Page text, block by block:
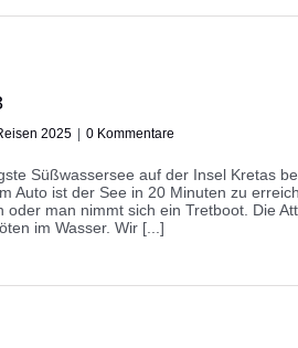
2025 0 Kommentare
Süßwassersee auf der Insel Kretas
Auto ist der See in 20 Minuten zu
oder man nimmt sich ein Tretboot. Die
im Wasser. Wir [...]